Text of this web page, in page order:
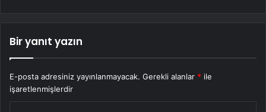
Bir yanıt yazın
E-posta adresiniz yayınlanmayacak. Gerekli alanlar * ile
işaretlenmişlerdir